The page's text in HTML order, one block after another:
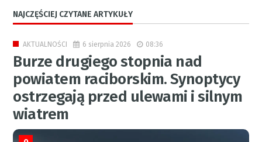
NAJCZĘŚCIEJ CZYTANE ARTYKUŁY
AKTUALNOŚCI 6 sierpnia 2026 08:36
Burze drugiego stopnia nad
powiatem raciborskim. Synoptycy
ostrzegają przed ulewami i silnym
wiatrem